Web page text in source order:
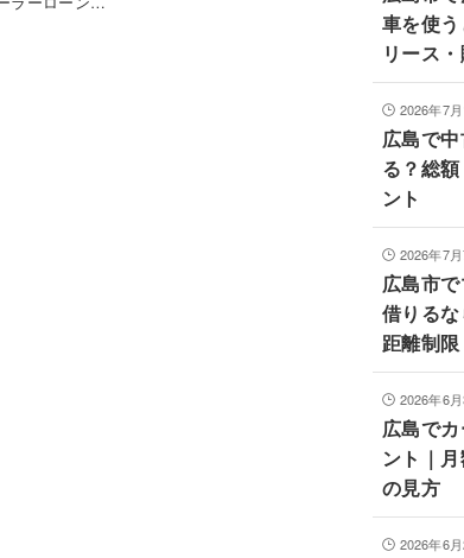
車を使
リース
2026年7
広島で
る？総
ント
2026年7月
広島市
借りる
距離制限
2026年6
広島で
ント｜
の見方
2026年6